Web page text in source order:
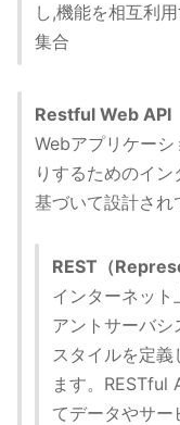
し,機能を相互利
集合
Restful Web API
Webアプリケー
りするためのイ
基づいて設計され
REST（
インターネット
アントサーバ
スタイルを定義
ます。RESTful
てデータやサー